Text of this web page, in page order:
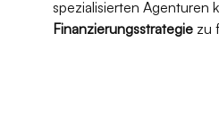
spezialisierten Agenturen
Finanzierungsstrategie zu